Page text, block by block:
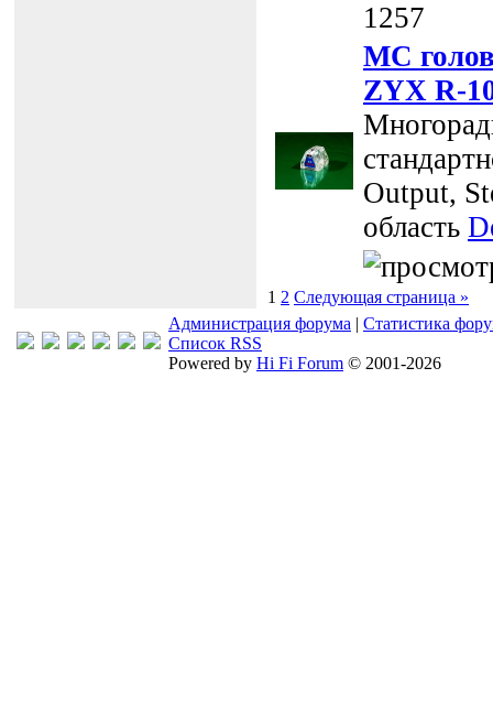
1257
MC
ZYX R-
Output,
область
1 2 Следующая страница »
Администрация форума | Статистика
Список RSS
Powered by Hi Fi Forum © 2001-2026